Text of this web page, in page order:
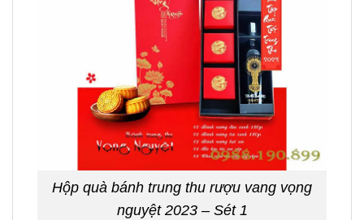
Hộp quà bánh trung thu rượu vang vọng
nguyệt 2023 – Sét 1